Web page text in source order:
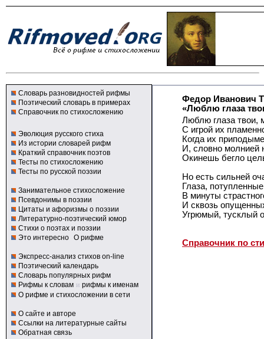
Словарь разновидностей рифмы
Поэтический словарь в примерах
Справочник по стихосложению
Эволюция русского стиха
Из истории словарей рифм
Краткий справочник поэтов
Тесты по стихосложению
Тесты по русской поэзии
Занимательное стихосложение
Псевдонимы в поэзии
Цитаты и афоризмы о поэзии
Литературно-поэтический юмор
Стихи о поэтах и поэзии
Это интересно О рифме
Экспресс-анализ стихов on-line
Поэтический календарь
Словарь популярных рифм
Рифмы к словам и рифмы к именам
О рифме и стихосложении в сети
О сайте и авторе
Ссылки на литературные сайты
Обратная связь
Федор Иванович
«Люблю глаза
Люблю глаза твои,
С игрой иx
Когда иx
И, словно молнией
Окинешь бегло
Но есть сильней
Глаза,
В минуты
И сквозь
Угрюмый, тусклый
Справочник по